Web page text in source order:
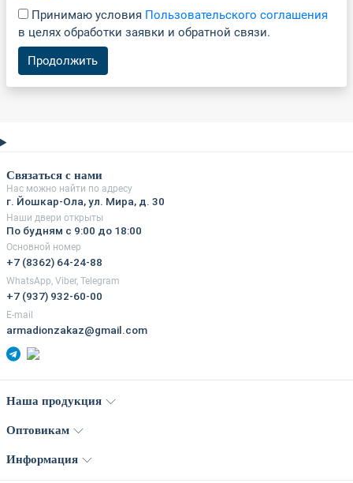
Принимаю условия Пользовательского соглашения
в целях обработки заявки и обратной связи.
Продолжить
Связаться с нами
Нас можно найти по адресу
г. Йошкар-Ола, ул. Мира, д. 30
Наши двери открыты
По будням с 9:00 до 18:00
Основной номер
+7 (8362) 64-24-88
WhatsApp, Viber, Telegram
+7 (937) 932-60-00
E-mail
armadionzakaz@gmail.com
Наша продукция
Оптовикам
Информация